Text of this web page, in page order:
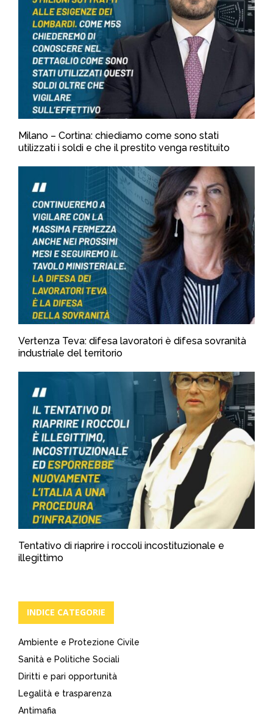
Milano – Cortina: chiediamo come sono stati
utilizzati i soldi e che il prestito venga restituito
Vertenza Teva: difesa lavoratori è difesa sovranità
industriale del territorio
Tentativo di riaprire i roccoli incostituzionale e
illegittimo
INDICE CATEGORIE
Ambiente e Protezione Civile
Sanità e Politiche Sociali
Diritti e pari opportunità
Legalità e trasparenza
Antimafia